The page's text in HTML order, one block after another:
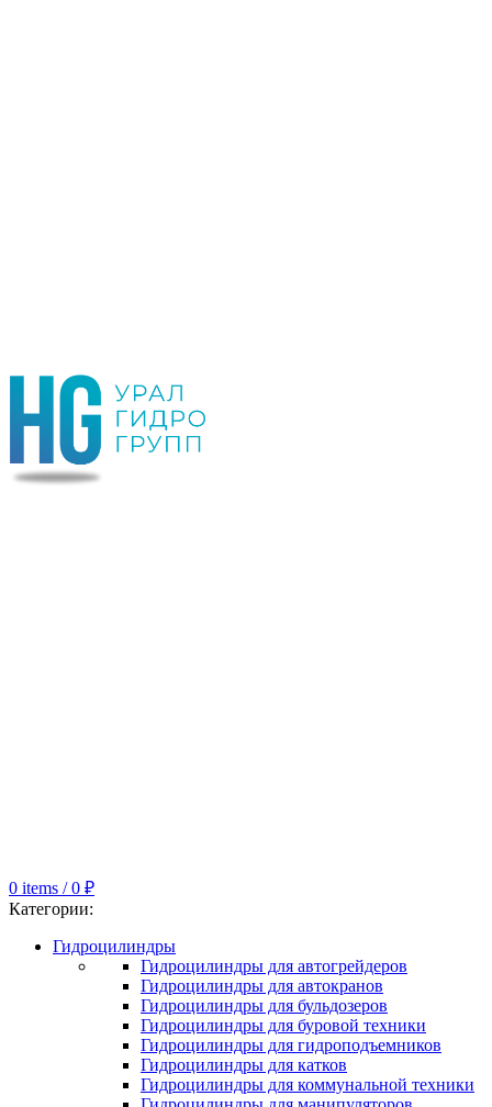
0 items / 0 ₽
Категории:
Гидроцилиндры
Гидроцилиндры для автогрейдеров
Гидроцилиндры для автокранов
Гидроцилиндры для бульдозеров
Гидроцилиндры для буровой техники
Гидроцилиндры для гидроподъемников
Гидроцилиндры для катков
Гидроцилиндры для коммунальной техники